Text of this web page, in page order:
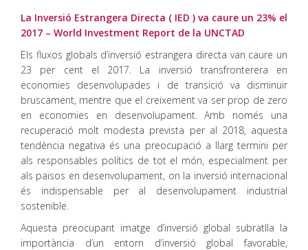
La Inversió Estrangera Directa ( IED ) va caure un 23% el
2017 – World Investment Report de la UNCTAD
Els fluxos globals d’inversió estrangera directa van caure un
23 per cent el 2017. La inversió transfronterera en
economies desenvolupades i de transició va disminuir
bruscament, mentre que el creixement va ser prop de zero
en economies en desenvolupament. Amb només una
recuperació molt modesta prevista per al 2018, aquesta
tendència negativa és una preocupació a llarg termini per
als responsables polítics de tot el món, especialment per
als països en desenvolupament, on la inversió internacional
és indispensable per al desenvolupament industrial
sostenible.
Aquesta preocupant imatge d’inversió global subratlla la
importància d’un entorn d’inversió global favorable,